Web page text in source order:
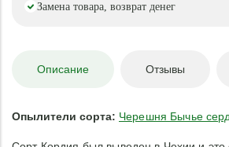
Замена товара, возврат денег
Описание Отзывы
Опылители сорта: Черешня Бычье